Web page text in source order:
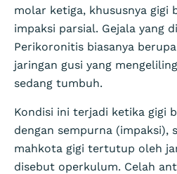
molar ketiga, khususnya gigi
impaksi parsial. Gejala yang
Perikoronitis biasanya
jaringan gusi yang
sedang tumbuh.
Kondisi ini terjadi ketika gigi
dengan sempurna (impaksi),
mahkota gigi tertutup oleh
disebut operkulum. Celah